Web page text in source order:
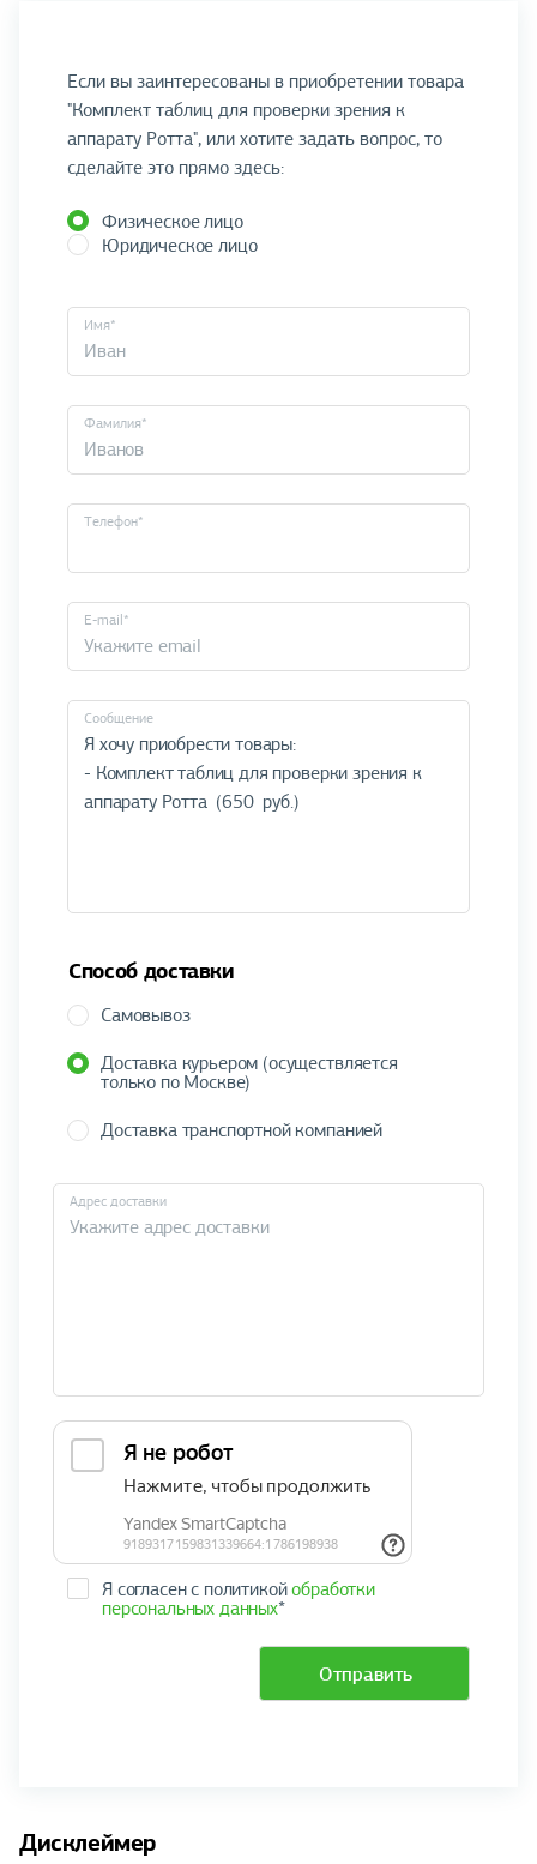
Если вы заинтересованы в приобретении товара
"Комплект таблиц для проверки зрения к
аппарату Ротта", или хотите задать вопрос, то
сделайте это прямо здесь:
Физическое лицо
Юридическое лицо
Имя*
Фамилия*
Телефон*
E-mail*
Cообщение
Способ доставки
Самовывоз
Доставка курьером (осуществляется
только по Москве)
Доставка транспортной компанией
Адрес доставки
Я согласен с политикойобработки
персональных данных*
Отправить
Дисклеймер